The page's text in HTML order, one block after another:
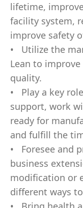
lifetime, improv
facility system, r
improve safety o
• Utilize the ma
Lean to improve
quality.
• Play a key ro
support, work wi
ready for manu
and fulfill the ti
• Foresee and
business ext
modifcation or
different ways t